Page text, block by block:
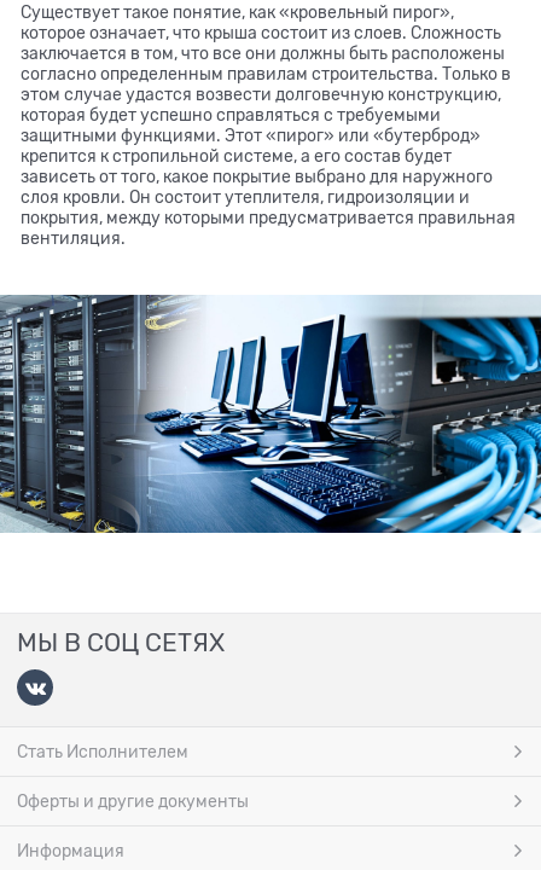
Существует такое понятие, как «кровельный пирог»,
которое означает, что крыша состоит из слоев. Сложность
заключается в том, что все они должны быть расположены
согласно определенным правилам строительства. Только в
этом случае удастся возвести долговечную конструкцию,
которая будет успешно справляться с требуемыми
защитными функциями. Этот «пирог» или «бутерброд»
крепится к стропильной системе, а его состав будет
зависеть от того, какое покрытие выбрано для наружного
слоя кровли. Он состоит утеплителя, гидроизоляции и
покрытия, между которыми предусматривается правильная
вентиляция.
МЫ В СОЦ СЕТЯХ
Стать Исполнителем
Оферты и другие документы
Информация